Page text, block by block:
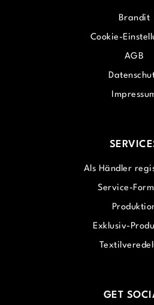
Brandit
Cookie-
AGB
Als Händler
Service-
Exklusiv-
GET